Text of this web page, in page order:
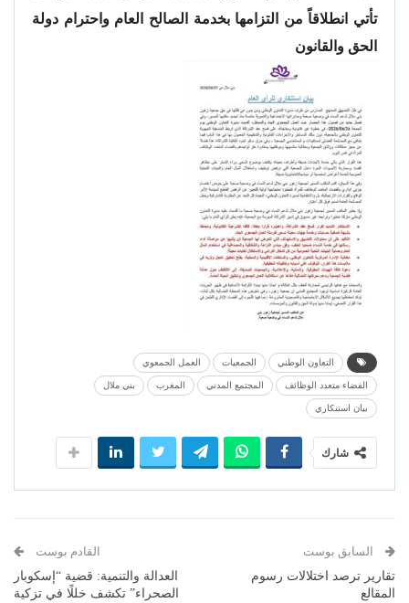
تأتي انطلاقاً من التزامها بخدمة الصالح العام واحترام دولة
الحق والقانون
التعاون الوطني الجمعيات العمل الجمعوي
الفضاء متعدد الوظائف المجتمع المدني المغرب بني ملال
بيان استنكاري
شارك
السابق بوست
تقارير ترصد اختلالات رسوم
المقالع
القادم بوست
العدالة والتنمية: قضية “إسكوبار
الصحراء” تكشف خللًا في تزكية